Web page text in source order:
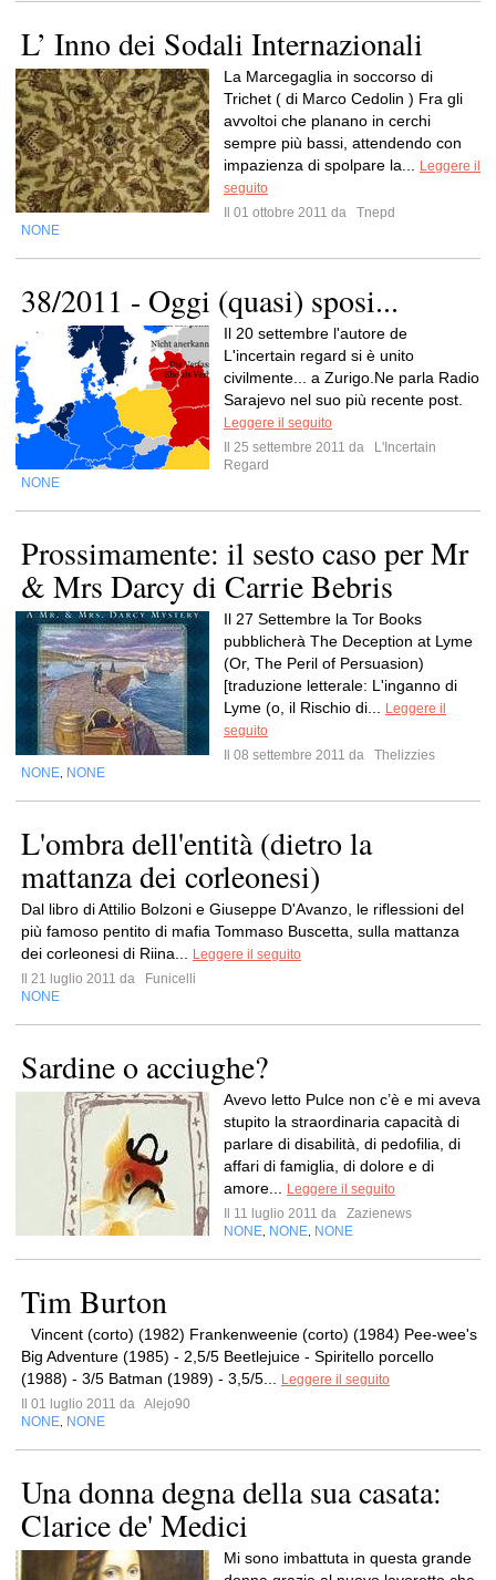
L’ Inno dei Sodali Internazionali
La Marcegaglia in soccorso di
Trichet ( di Marco Cedolin ) Fra gli
avvoltoi che planano in cerchi
sempre più bassi, attendendo con
impazienza di spolpare la...
Leggere il
seguito
Il 01 ottobre 2011 da
Tnepd
NONE
38/2011 - Oggi (quasi) sposi...
Il 20 settembre l'autore de
L'incertain regard si è unito
civilmente... a Zurigo.Ne parla Radio
Sarajevo nel suo più recente post.
Leggere il seguito
Il 25 settembre 2011 da
L'Incertain
Regard
NONE
Prossimamente: il sesto caso per Mr
& Mrs Darcy di Carrie Bebris
Il 27 Settembre la Tor Books
pubblicherà The Deception at Lyme
(Or, The Peril of Persuasion)
[traduzione letterale: L'inganno di
Lyme (o, il Rischio di...
Leggere il
seguito
Il 08 settembre 2011 da
Thelizzies
NONE NONE
L'ombra dell'entità (dietro la
mattanza dei corleonesi)
Dal libro di Attilio Bolzoni e Giuseppe D'Avanzo, le riflessioni del
più famoso pentito di mafia Tommaso Buscetta, sulla mattanza
dei corleonesi di Riina...
Leggere il seguito
Il 21 luglio 2011 da
Funicelli
NONE
Sardine o acciughe?
Avevo letto Pulce non c’è e mi aveva
stupito la straordinaria capacità di
parlare di disabilità, di pedofilia, di
affari di famiglia, di dolore e di
amore...
Leggere il seguito
Il 11 luglio 2011 da
Zazienews
NONE NONE NONE
Tim Burton
Vincent (corto) (1982) Frankenweenie (corto) (1984) Pee-wee's
Big Adventure (1985) - 2,5/5 Beetlejuice - Spiritello porcello
(1988) - 3/5 Batman (1989) - 3,5/5...
Leggere il seguito
Il 01 luglio 2011 da Alejo90
NONE NONE
Una donna degna della sua casata:
Clarice de' Medici
Mi sono imbattuta in questa grande